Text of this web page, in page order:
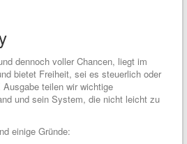
dennoch voller Chancen, liegt im
bietet Freiheit, sei es steuerlich oder
teilen wir wichtige
und sein System, die nicht leicht zu
einige Gründe: